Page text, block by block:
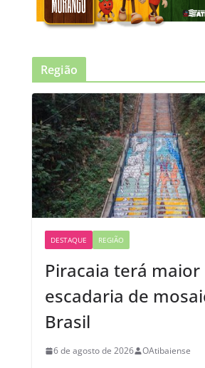
Região
DESTAQUE REGIÃO
Piracaia terá maior
escadaria de
Brasil
6 de agosto de 2026 OAtibaiense